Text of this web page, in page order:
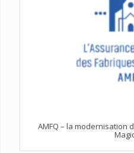
AMFQ – la modernisation